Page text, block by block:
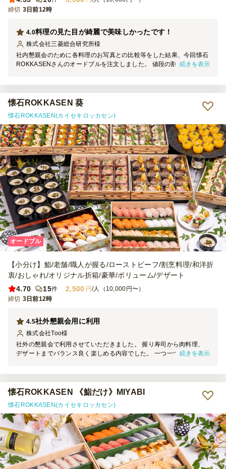
締切 3日前12時
料理の見た目が綺麗で美味しかったです！
4.0
株式会社三菱総合研究所様
社内懇親会のために各料理のお写真との比較等をした結果、今回懐石
ROKKASENさんのオードブルを注文しました。 値段の割には料理の
続きを表示
懐石ROKKASEN 葵
懐石ROKKASEN(カイセキロッカセン)
オードブル
【小分け】鮨/老舗/職人が握る/ローストビーフ/割烹料理/和洋折
衷/おしゃれ/オリジナル折箱/豪華/ボリューム/デザート
4.70
15件 2,500 円/人（10,000円〜）
締切 3日前12時
社外懇親会用に利用
4.5
株式会社Too様
社外の懇親会で利用させていただきました。 握り寿司から肉料理、
デザートまでバランス良く楽しめる内容でした。 一つ一つ丁寧に小
続きを表示
懐石ROKKASEN 《鮨だけ》MIYABI
懐石ROKKASEN(カイセキロッカセン)